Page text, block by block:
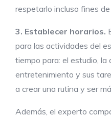
respetarlo incluso fines
3. Establecer horarios.
para las actividades del
tiempo para: el estudio, la
entretenimiento y sus
a crear una rutina y ser
Además, el experto